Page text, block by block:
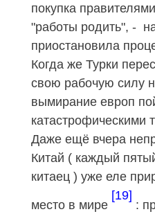
покупка
"работы родить", -
приостановила
Когда же Турки
свою рабочую силу
вымирание европ
катастрофическими
Даже ещё вчера
Китай ( каждый
китаец ) уже еле
место в мире
[19]
: